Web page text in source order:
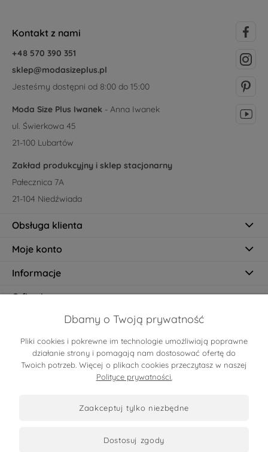
Kontakt z nami
+48 570 390 351
sklep@modasizeplus.pl
Jesteśmy dostępni od 8:00 do 15:00
Moda Size Plus Iwanek - Anna Iwanek
ul. Świerkowa 45
21-100 Lubartów
Zakład produkcyjny i sklep stacjonarny
Pałecznica 7A
21-104 Niedźwiada
Obsługa klienta
Moje konto
Informacje
O firmie
Certyfikaty
Dbamy o Twoją prywatność
Pliki cookies i pokrewne im technologie umożliwiają poprawne
działanie strony i pomagają nam dostosować ofertę do
Twoich potrzeb. Więcej o plikach cookies przeczytasz w naszej
Polityce prywatności.
zaakceptuj tylko niezbędne
dostosuj zgody